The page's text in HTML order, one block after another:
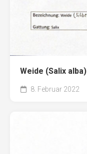
Weide (Salix alba)
8. Februar 2022